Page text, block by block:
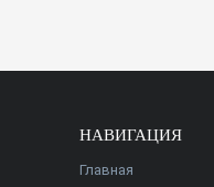
НАВИГАЦИЯ
Главная